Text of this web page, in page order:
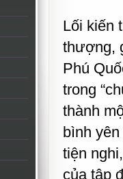
Lối kiến
thượng,
Phú
trong
thành
bình
tiện
của tập